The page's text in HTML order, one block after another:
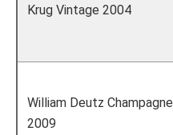
Krug Vintage 2004
William Deutz Champagne
2009